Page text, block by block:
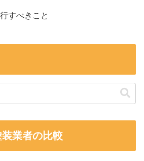
すべきこと
業者の比較